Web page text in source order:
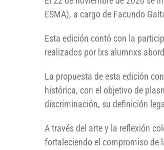
ESMA), a cargo de Facundo
Esta edición contó con la
realizados por lxs alumnxs
La propuesta de esta edición
histórica, con el objetivo de
discriminación, su definición
A través del arte y la reflexión
fortaleciendo el compromiso de